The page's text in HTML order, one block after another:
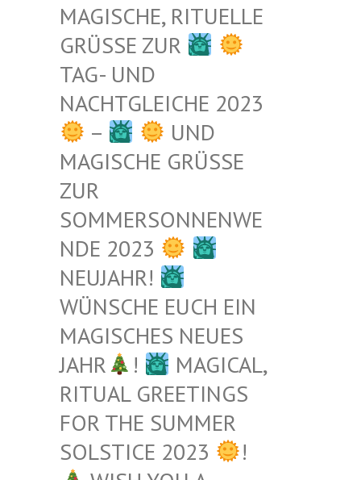
MAGISCHE, RITUELLE
GRÜSSE ZUR
TAG- UND
NACHTGLEICHE 2023
–
UND
MAGISCHE GRÜSSE Z
UR S
OMMERSONNENWEN
DE 2023
NEUJAHR!
WÜNSCHE EUCH EIN
MAGISCHES NEUES
JAHR
!
MAGICAL,
RITUAL GREETINGS
FOR THE SUMMER
SOLSTICE 2023
!